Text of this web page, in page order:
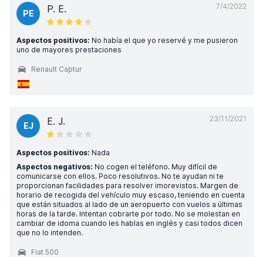
7/4/2022
PE P. E.
Aspectos positivos: No había el que yo reservé y me pusieron
uno de mayores prestaciones
Renault Captur
23/11/2021
EJ E. J.
Aspectos positivos: Nada
Aspectos negativos: No cogen el teléfono. Muy difícil de
comunicarse con ellos. Poco resolutivos. No te ayudan ni te
proporcionan facilidades para resolver imorevistos. Margen de
horario de recogida del vehículo muy escaso, teniendo en cuenta
que están situados al lado de un aeropuerto con vuelos a últimas
horas de la tarde. Intentan cobrarte por todo. No se molestan en
cambiar de idoma cuando les hablas en inglés y casi todos dicen
que no lo intenden.
Fiat 500